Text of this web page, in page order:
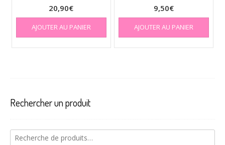
20,90€
AJOUTER AU PANIER
9,50€
AJOUTER AU PANIER
Rechercher un produit
Recherche